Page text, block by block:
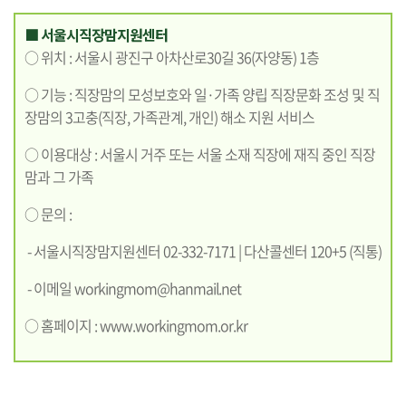
■ 서울시직장맘지원센터
○ 위치 : 서울시 광진구 아차산로30길 36(자양동) 1층
○ 기능 : 직장맘의 모성보호와 일·가족 양립 직장문화 조성 및 직
장맘의 3고충(직장, 가족관계, 개인) 해소 지원 서비스
○ 이용대상 : 서울시 거주 또는 서울 소재 직장에 재직 중인 직장
맘과 그 가족
○ 문의 :
- 서울시직장맘지원센터 02-332-7171 | 다산콜센터 120+5 (직통)
- 이메일workingmom@hanmail.net
○ 홈페이지 :www.workingmom.or.kr